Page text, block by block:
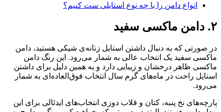
انواع دامن را با چه نوع استایلی ست کنیم؟
۲. دامن ماکسی سفید
در صورتی که به دنبال داشتن استایل زنانه‌ی شیکی هستید، دامن
ماکسی سفید یک انتخاب عالی به شمار می‌رود. این رنگ دامن
ماکسی ظاهر درخشان و زیبایی دارد و به همین دلیل برای داشتن
استایل راحت در ماه‌های گرم سال انتخاب فوق‌العاده‌ای به شمار
می‌رود.
پارچه‌های نخ پنبه، کتان و قلاب دوزی انتخاب‌های ایدئالی برای این